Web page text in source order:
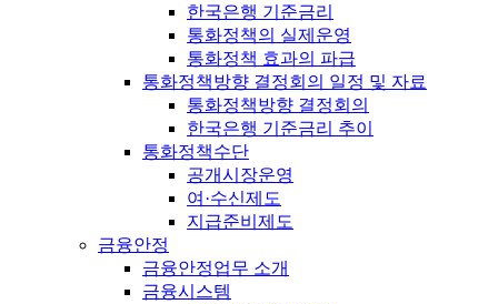
한국은행 기준금리
통화정책의 실제운영
통화정책 효과의 파급
통화정책방향 결정회의 일정 및 자료
통화정책방향 결정회의
한국은행 기준금리 추이
통화정책수단
공개시장운영
여·수신제도
지급준비제도
금융안정
금융안정업무 소개
금융시스템